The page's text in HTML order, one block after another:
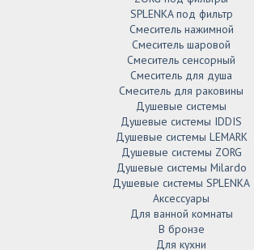
SPLENKA под фильтр
Смеситель нажимной
Смеситель шаровой
Смеситель сенсорный
Смеситель для душа
Смеситель для раковины
Душевые системы
Душевые системы IDDIS
Душевые системы LEMARK
Душевые системы ZORG
Душевые системы Milardo
Душевые системы SPLENKA
Аксессуары
Для ванной комнаты
В бронзе
Для кухни